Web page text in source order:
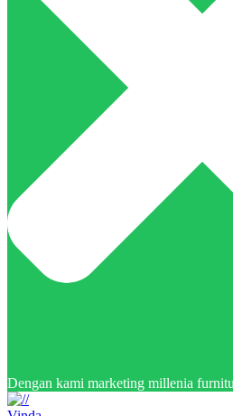
Dengan kami marketing millenia